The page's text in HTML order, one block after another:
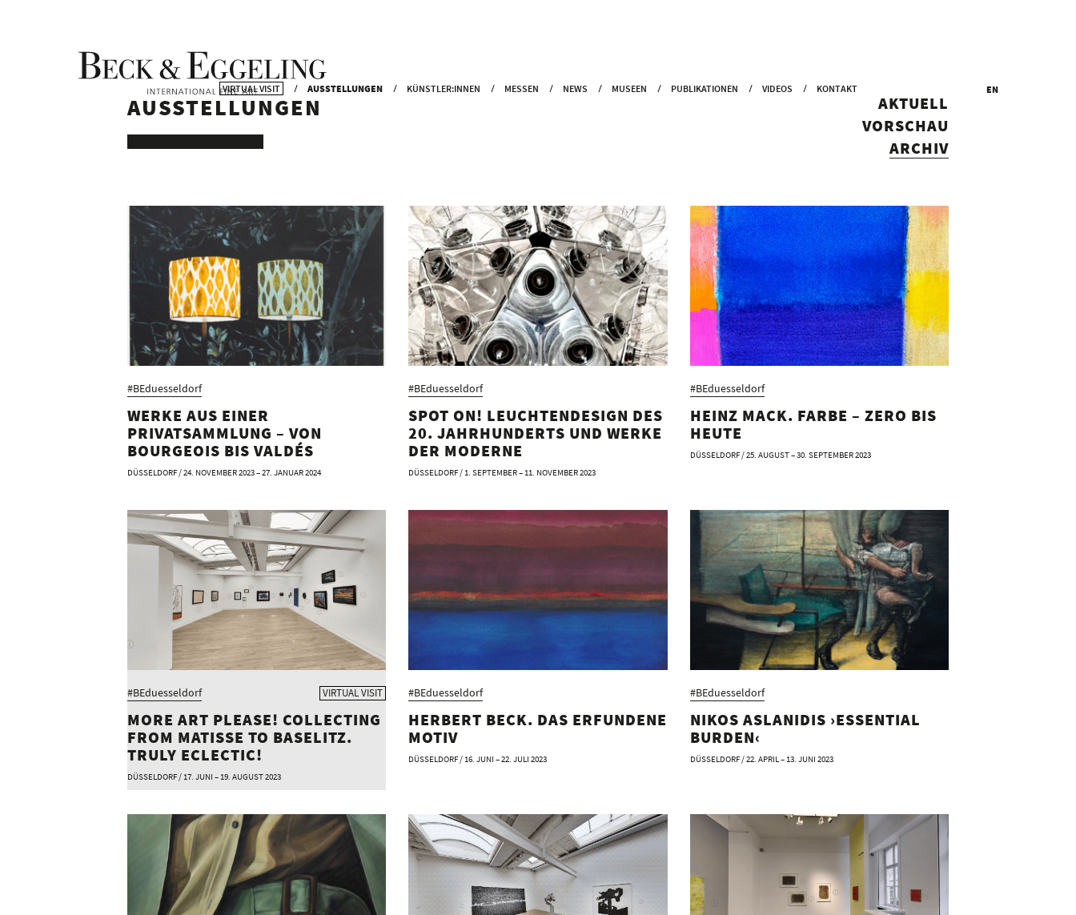
VIRTUAL VISIT AUSSTELLUNGEN KÜNSTLER:INNEN MESSEN NEWS MUSEEN PUBLIKATIONEN VIDEOS KONTAKT EN
AUSSTELLUNGEN
AKTUELL
VORSCHAU
ARCHIV
#BEduesseldorf
WERKE AUS EINER
PRIVATSAMMLUNG – VON
BOURGEOIS BIS VALDÉS
DÜSSELDORF / 24. NOVEMBER 2023 – 27. JANUAR 2024
#BEduesseldorf
SPOT ON! LEUCHTENDESIGN DES
20. JAHRHUNDERTS UND WERKE
DER MODERNE
DÜSSELDORF / 1. SEPTEMBER – 11. NOVEMBER 2023
#BEduesseldorf
HEINZ MACK. FARBE – ZERO BIS
HEUTE
DÜSSELDORF / 25. AUGUST – 30. SEPTEMBER 2023
#BEduesseldorf VIRTUAL VISIT
MORE ART PLEASE! COLLECTING
FROM MATISSE TO BASELITZ.
TRULY ECLECTIC!
DÜSSELDORF / 17. JUNI – 19. AUGUST 2023
#BEduesseldorf
HERBERT BECK. DAS ERFUNDENE
MOTIV
DÜSSELDORF / 16. JUNI – 22. JULI 2023
#BEduesseldorf
NIKOS ASLANIDIS ›ESSENTIAL
BURDEN‹
DÜSSELDORF / 22. APRIL – 13. JUNI 2023